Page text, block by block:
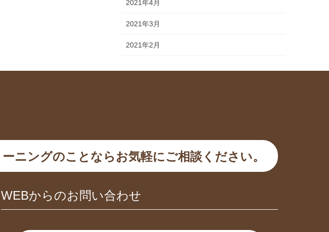
2021年4月
2021年3月
2021年2月
ニングのことならお気軽にご相談ください。
WEBからのお問い合わせ